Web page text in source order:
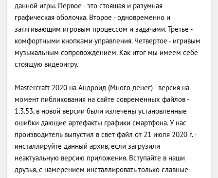
данной игры. Первое - это стоящая и разумная
графическая оболочка. Второе - одновременно и
затягивающим игровым процессом и задачами. Третье -
комфортными кнопками управления. Четвертое - игривым
музыкальным сопровождением. Как итог мы имеем себе
стоящую видеоигру.
Mastercraft 2020 на Андроид (Много денег) - версия на
момент пибликования на сайте современных файлов -
1.3.53, в новой версии были излечены установленные
ошибки дающие артефакты графики смартфона. У нас
производитель выпустил в свет файл от 21 июля 2020 г. -
инсталлируйте данный архив, если загрузили
неактуальную версию приложения. Вступайте в наши
друзья, с намерением инсталлировать только славные